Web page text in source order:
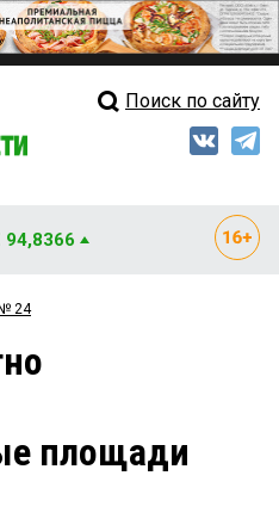
Свежий выпуск
Архив
Поиск по сайту
94,8366
24
площади